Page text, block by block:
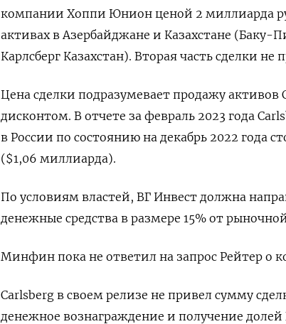
компании Хоппи Юнион ценой 2 миллиарда
активах в Азербайджане и Казахстане (Баку-
Карлсберг Казахстан). Вторая часть сделки не
Цена сделки подразумевает продажу активов
дисконтом. В отчете за февраль 2023 года
в России по состоянию на декабрь 2022 года
($1,06 миллиарда).
По условиям властей, ВГ Инвест должна
денежные средства в размере 15% от
Минфин пока не ответил на запрос Рейтер о
Carlsberg в своем релизе не привел сумму
денежное вознаграждение и получение